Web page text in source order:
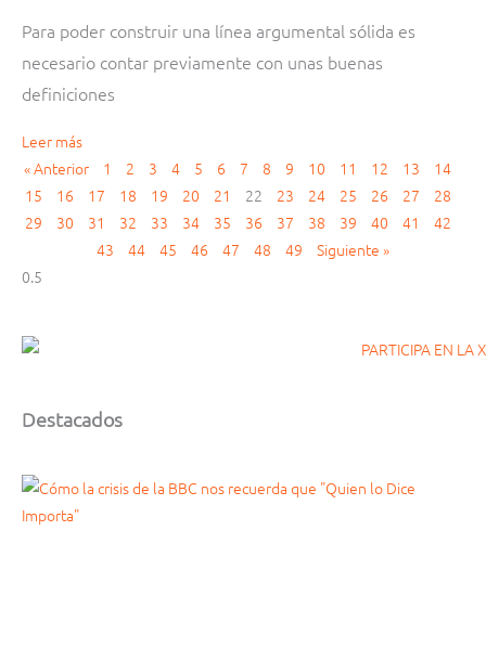
Para poder construir una línea argumental sólida es
necesario contar previamente con unas buenas
definiciones
Leer más
« Anterior
1 2 3 4 5 6 7 8 9 10 11 12 13
14
15
16 17 18 19 20 21 22 23 24 25 26 27
28
29
30 31 32 33 34 35 36 37 38 39 40 41
42
43
44 45 46 47 48 49 Siguiente »
Destacados